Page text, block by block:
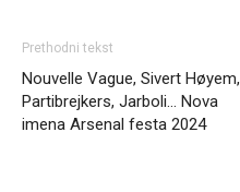
Prethodni tekst
Nouvelle Vague, Sivert Høyem,
Partibrejkers, Jarboli… Nova
imena Arsenal festa 2024